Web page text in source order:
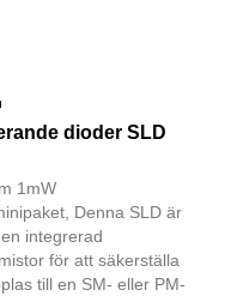
dioder SLD
1mW
Denna SLD är
integrerad
för att säkerställa
till en SM- eller PM-